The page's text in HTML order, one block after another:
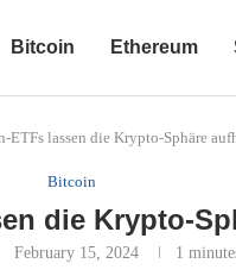
Bitcoin Ethereum
ETFs lassen die Krypto-Sphäre
Bitcoin
die Krypto-
February 15, 2024 1